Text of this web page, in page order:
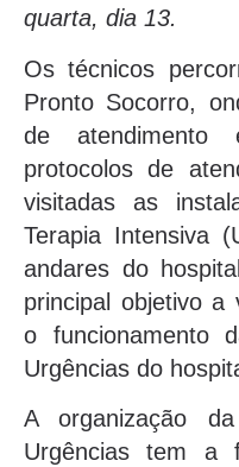
quarta, dia 13.
Os técnicos
Pronto Socorro,
de
protocolos de
visitadas as
Terapia Intensiva
andares do
principal objetivo a
o funcionamento
Urgências do
A organização
Urgências tem a